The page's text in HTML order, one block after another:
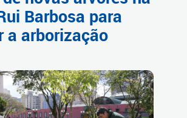
Barbosa para
a arborização